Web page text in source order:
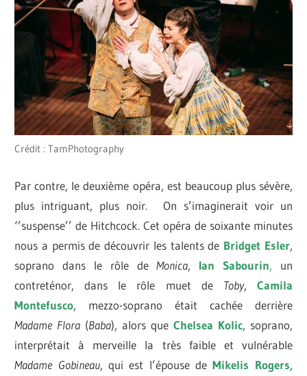
Crédit : TamPhotography
Par contre, le deuxième opéra, est beaucoup plus sévère,
plus intriguant, plus noir. On s’imaginerait voir un
‘’suspense’’ de Hitchcock. Cet opéra de soixante minutes
nous a permis de découvrir les talents de Bridget Esler,
soprano dans le rôle deMonica, Ian Sabourin, un
contreténor, dans le rôle muet de Toby, Camila
Montefusco, mezzo-soprano était cachée derrière
Madame Flora (Baba), alors que Chelsea Kolic, soprano,
interprétait à merveille la très faible et vulnérable
Madame Gobineau, qui est l’épouse deMikelis Rogers,